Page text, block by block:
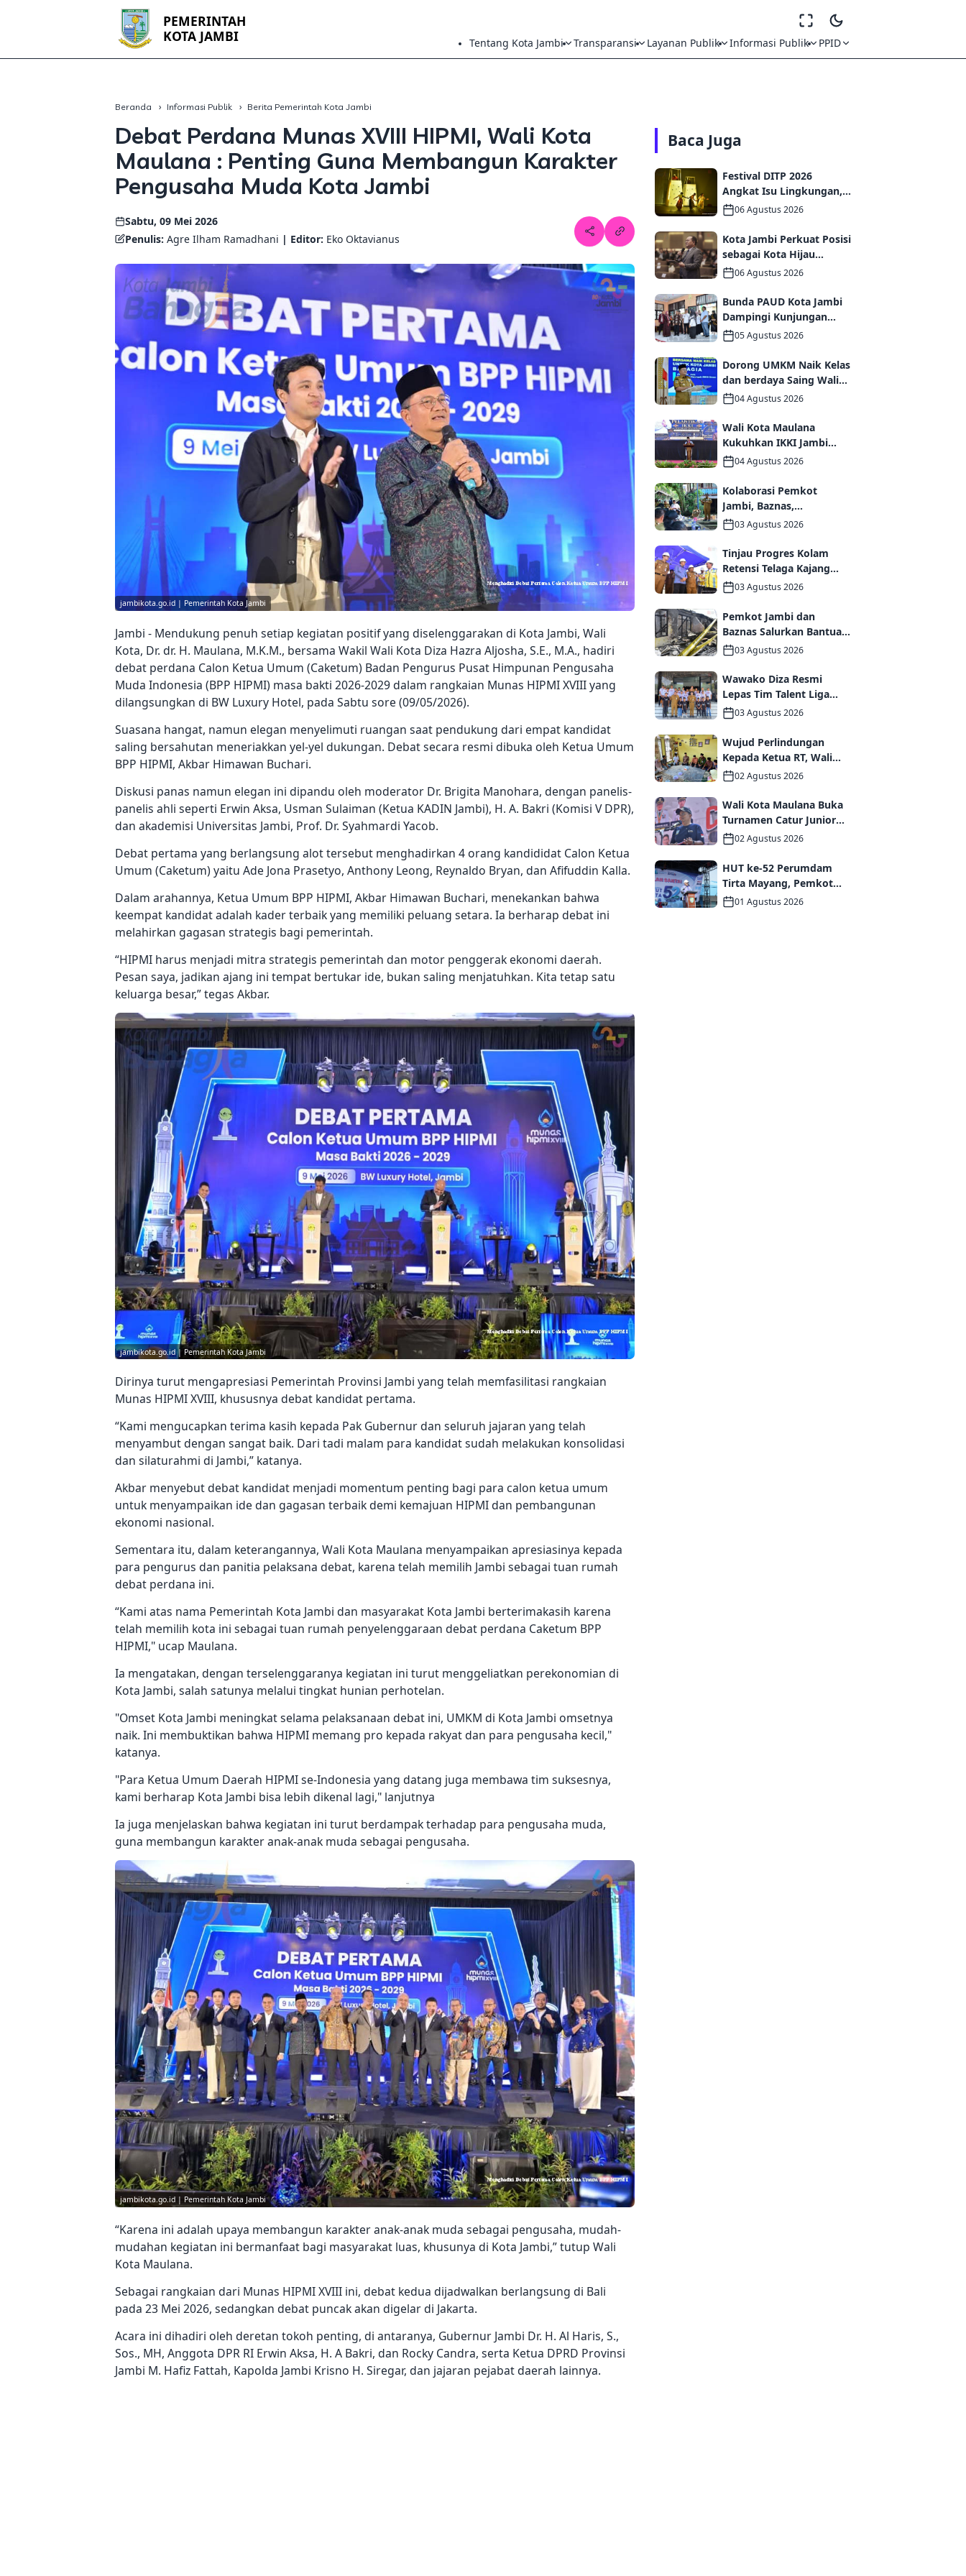
PEMERINTAH
KOTA JAMBI
Tentang Kota Jambi Transparansi Layanan Publik Informasi Publik PPID
Beranda Informasi Publik Berita Pemerintah Kota Jambi
Debat Perdana Munas XVIII HIPMI, Wali Kota
Maulana : Penting Guna Membangun Karakter
Pengusaha Muda Kota Jambi
Sabtu, 09 Mei 2026
Penulis: Agre Ilham Ramadhani | Editor: Eko Oktavianus
jambikota.go.id | Pemerintah Kota Jambi
Jambi - Mendukung penuh setiap kegiatan positif yang diselenggarakan di Kota Jambi, Wali
Kota, Dr. dr. H. Maulana, M.K.M., bersama Wakil Wali Kota Diza Hazra Aljosha, S.E., M.A., hadiri
debat perdana Calon Ketua Umum (Caketum) Badan Pengurus Pusat Himpunan Pengusaha
Muda Indonesia (BPP HIPMI) masa bakti 2026-2029 dalam rangkaian Munas HIPMI XVIII yang
dilangsungkan di BW Luxury Hotel, pada Sabtu sore (09/05/2026).
Suasana hangat, namun elegan menyelimuti ruangan saat pendukung dari empat kandidat
saling bersahutan meneriakkan yel-yel dukungan. Debat secara resmi dibuka oleh Ketua Umum
BPP HIPMI, Akbar Himawan Buchari.
Diskusi panas namun elegan ini dipandu oleh moderator Dr. Brigita Manohara, dengan panelis-
panelis ahli seperti Erwin Aksa, Usman Sulaiman (Ketua KADIN Jambi), H. A. Bakri (Komisi V DPR),
dan akademisi Universitas Jambi, Prof. Dr. Syahmardi Yacob.
Debat pertama yang berlangsung alot tersebut menghadirkan 4 orang kandididat Calon Ketua
Umum (Caketum) yaitu Ade Jona Prasetyo, Anthony Leong, Reynaldo Bryan, dan Afifuddin Kalla.
Dalam arahannya, Ketua Umum BPP HIPMI, Akbar Himawan Buchari, menekankan bahwa
keempat kandidat adalah kader terbaik yang memiliki peluang setara. Ia berharap debat ini
melahirkan gagasan strategis bagi pemerintah.
“HIPMI harus menjadi mitra strategis pemerintah dan motor penggerak ekonomi daerah.
Pesan saya, jadikan ajang ini tempat bertukar ide, bukan saling menjatuhkan. Kita tetap satu
keluarga besar,” tegas Akbar.
jambikota.go.id | Pemerintah Kota Jambi
Dirinya turut mengapresiasi Pemerintah Provinsi Jambi yang telah memfasilitasi rangkaian
Munas HIPMI XVIII, khususnya debat kandidat pertama.
“Kami mengucapkan terima kasih kepada Pak Gubernur dan seluruh jajaran yang telah
menyambut dengan sangat baik. Dari tadi malam para kandidat sudah melakukan konsolidasi
dan silaturahmi di Jambi,” katanya.
Akbar menyebut debat kandidat menjadi momentum penting bagi para calon ketua umum
untuk menyampaikan ide dan gagasan terbaik demi kemajuan HIPMI dan pembangunan
ekonomi nasional.
Sementara itu, dalam keterangannya, Wali Kota Maulana menyampaikan apresiasinya kepada
para pengurus dan panitia pelaksana debat, karena telah memilih Jambi sebagai tuan rumah
debat perdana ini.
“Kami atas nama Pemerintah Kota Jambi dan masyarakat Kota Jambi berterimakasih karena
telah memilih kota ini sebagai tuan rumah penyelenggaraan debat perdana Caketum BPP
HIPMI," ucap Maulana.
Ia mengatakan, dengan terselenggaranya kegiatan ini turut menggeliatkan perekonomian di
Kota Jambi, salah satunya melalui tingkat hunian perhotelan.
"Omset Kota Jambi meningkat selama pelaksanaan debat ini, UMKM di Kota Jambi omsetnya
naik. Ini membuktikan bahwa HIPMI memang pro kepada rakyat dan para pengusaha kecil,"
katanya.
"Para Ketua Umum Daerah HIPMI se-Indonesia yang datang juga membawa tim suksesnya,
kami berharap Kota Jambi bisa lebih dikenal lagi," lanjutnya
Ia juga menjelaskan bahwa kegiatan ini turut berdampak terhadap para pengusaha muda,
guna membangun karakter anak-anak muda sebagai pengusaha.
jambikota.go.id | Pemerintah Kota Jambi
“Karena ini adalah upaya membangun karakter anak-anak muda sebagai pengusaha, mudah-
mudahan kegiatan ini bermanfaat bagi masyarakat luas, khusunya di Kota Jambi,” tutup Wali
Kota Maulana.
Sebagai rangkaian dari Munas HIPMI XVIII ini, debat kedua dijadwalkan berlangsung di Bali
pada 23 Mei 2026, sedangkan debat puncak akan digelar di Jakarta.
Acara ini dihadiri oleh deretan tokoh penting, di antaranya, Gubernur Jambi Dr. H. Al Haris, S.,
Sos., MH, Anggota DPR RI Erwin Aksa, H. A Bakri, dan Rocky Candra, serta Ketua DPRD Provinsi
Jambi M. Hafiz Fattah, Kapolda Jambi Krisno H. Siregar, dan jajaran pejabat daerah lainnya.
Baca Juga
Festival DITP 2026
Angkat Isu Lingkungan,
Wawako Diza Apresiasi
Karya Seniman Jambi
06 Agustus 2026
Kota Jambi Perkuat Posisi
sebagai Kota Hijau
Melalui Forum
GCMC 2026
06 Agustus 2026
Bunda PAUD Kota Jambi
Dampingi Kunjungan
Kemendikdasmen,
Perkuat Kolaborasi
Wujudkan PAUD
Berkualitas dan Generasi
Emas 2045
05 Agustus 2026
Dorong UMKM Naik Kelas
dan berdaya Saing Wali
Kota Maulana kukuhkan
Binaan
04 Agustus 2026
Wali Kota Maulana
Kukuhkan IKKI Jambi
Periode 2026–2031,
Perkuat Persaudaraan
dan Kolaborasi dalam
Keberagaman
04 Agustus 2026
Kolaborasi Pemkot
Jambi, Baznas,
Pegadaian, dan Lapas
Huni bagi Warga Kurang
Mampu
03 Agustus 2026
Tinjau Progres Kolam
Retensi Telaga Kajang
Lako, Wali Kota Maulana
dan Komisi V DPR RI
Optimistis Kota Jambi
Semakin Dekat Bebas
Banjir
03 Agustus 2026
Pemkot Jambi dan
Baznas Salurkan Bantuan
Tanggap Darurat bagi
Asrama Polda Jambi
03 Agustus 2026
Wawako Diza Resmi
Lepas Tim Talent Liga
TopSkor Jambi Menuju
Panggung Nasional
03 Agustus 2026
Wujud Perlindungan
Kepada Ketua RT, Wali
Kota Maulana Bertakziah
Jaminan Kematian
kepada Ahli Waris
02 Agustus 2026
Wali Kota Maulana Buka
Turnamen Catur Junior
2026, Pemkot Jambi
Siapkan Fasilitas
Olahraga Baru untuk
Anak Muda Kota Jambi
02 Agustus 2026
HUT ke-52 Perumdam
Tirta Mayang, Pemkot
Jambi Dorong Percepatan
01 Agustus 2026